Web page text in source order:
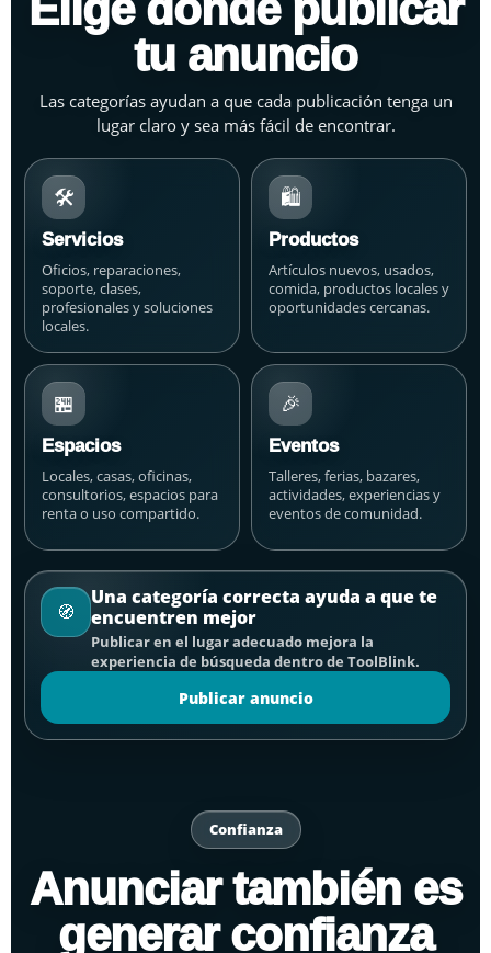
tu anuncio
Las categorías ayudan a que cada publicación tenga un
lugar claro y sea más fácil de encontrar.
🛠️
Servicios
Oficios, reparaciones,
soporte, clases,
profesionales y soluciones
locales.
🛍️
Productos
Artículos nuevos, usados,
comida, productos locales y
oportunidades cercanas.
🏪
Espacios
Locales, casas, oficinas,
consultorios, espacios para
renta o uso compartido.
🎉
Eventos
Talleres, ferias, bazares,
actividades, experiencias y
eventos de comunidad.
🧭
Una categoría correcta ayuda a que te
encuentren mejor
Publicar en el lugar adecuado mejora la
experiencia de búsqueda dentro de ToolBlink.
Publicar anuncio
Confianza
Anunciar también es
generar confianza